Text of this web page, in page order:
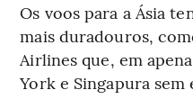
Os voos para a Ásia
mais duradouros,
Airlines que, em
York e Singapura sem